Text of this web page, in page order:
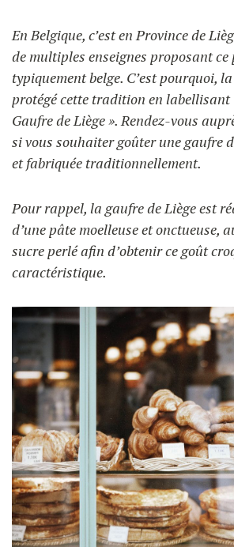
FORMATIONS
En Belgique, c’est en Province de
de multiples enseignes proposant
typiquement belge. C’est pourquoi,
protégé cette tradition en labellisant
Gaufre de Liège ». Rendez-vous
si vous souhaiter goûter une gaufre
et fabriquée traditionnellement.
Pour rappel, la gaufre de Liège est
d’une pâte moelleuse et onctueuse,
sucre perlé afin d’obtenir ce goût
caractéristique.